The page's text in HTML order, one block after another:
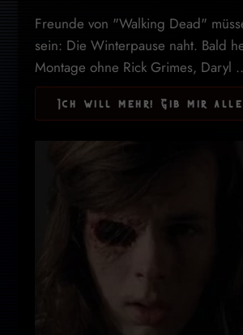
Freunde von "Walking Dead"
sein: Die Winterpause naht. Bald
Montage ohne Rick Grimes, Daryl
Ich will mehr! Gib mir